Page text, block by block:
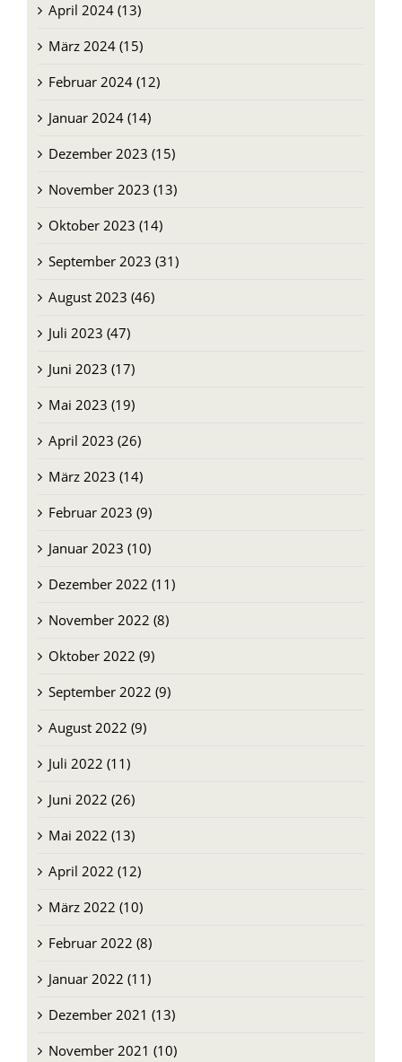
April 2024 (13)
März 2024 (15)
Februar 2024 (12)
Januar 2024 (14)
Dezember 2023 (15)
November 2023 (13)
Oktober 2023 (14)
September 2023 (31)
August 2023 (46)
Juli 2023 (47)
Juni 2023 (17)
Mai 2023 (19)
April 2023 (26)
März 2023 (14)
Februar 2023 (9)
Januar 2023 (10)
Dezember 2022 (11)
November 2022 (8)
Oktober 2022 (9)
September 2022 (9)
August 2022 (9)
Juli 2022 (11)
Juni 2022 (26)
Mai 2022 (13)
April 2022 (12)
März 2022 (10)
Februar 2022 (8)
Januar 2022 (11)
Dezember 2021 (13)
November 2021 (10)